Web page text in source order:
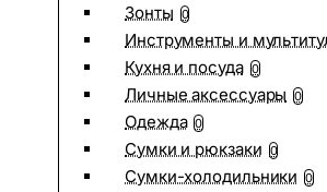
Зонты 0
Инструменты и
Кухня и посуда 0
Личные аксессуары 0
Одежда 0
Сумки и рюкзаки 0
Сумки-холодильники 0